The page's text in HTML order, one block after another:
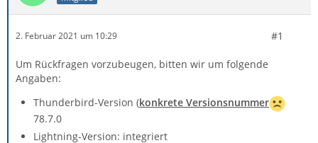
2. Februar 2021 um 10:29 #1
Um Rückfragen vorzubeugen, bitten wir um folgende
Angaben:
Thunderbird-Version (konkrete Versionsnummer
78.7.0
Lightning-Version: integriert